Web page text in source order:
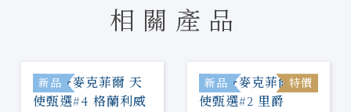
相關產品
新品 新品 特價